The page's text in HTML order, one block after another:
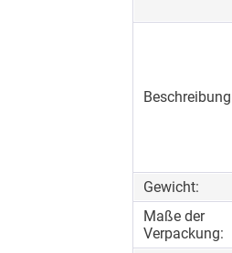
Gewicht:
Maße der
Verpackung: